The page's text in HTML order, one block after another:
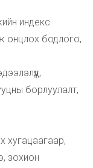
индекс
онцлох бодлого,
борлуулалт,
хугацаагаар,
зохион